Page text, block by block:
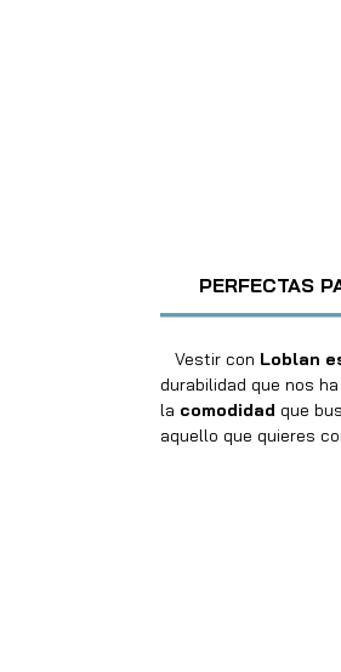
PERFECTAS
Vestir con Loblan
durabilidad que nos
la comodidad que
aquello que quieres